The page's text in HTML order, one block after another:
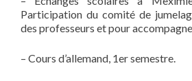
Participation du comité de
des professeurs et pour
– Cours d’allemand, 1er semestre.